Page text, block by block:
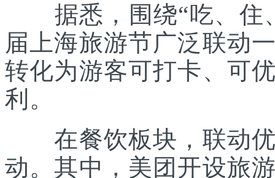
据悉，围绕“吃、住
届上海旅游节广泛联动
转化为游客可打卡、可
利。
在餐饮板块，联动优
动。其中，美团开设旅